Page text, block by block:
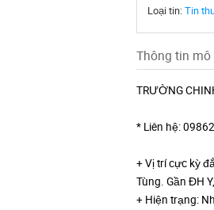
Loại tin:Tin
Thông tin mô
TRƯỜNG
* Liên hệ:
+ Vị trí cực kỳ
Tùng. Gần ĐH
+ Hiện trạng: